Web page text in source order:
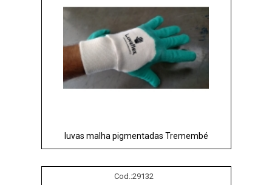
luvas malha pigmentadas Tremembé
Cod.:29132